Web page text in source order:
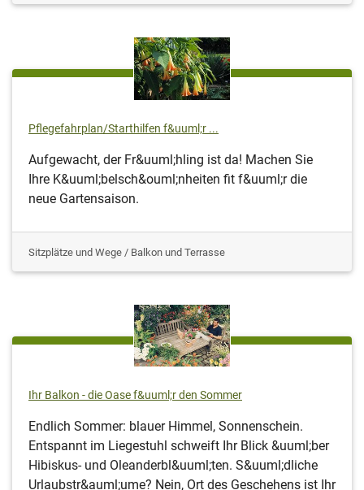
Pflegefahrplan/Starthilfen f&uuml;r ...
Aufgewacht, der Fr&uuml;hling ist da! Machen Sie
Ihre K&uuml;belsch&ouml;nheiten fit f&uuml;r die
neue Gartensaison.
Sitzplätze und Wege / Balkon und Terrasse
Ihr Balkon - die Oase f&uuml;r den Sommer
Endlich Sommer: blauer Himmel, Sonnenschein.
Entspannt im Liegestuhl schweift Ihr Blick &uuml;ber
Hibiskus- und Oleanderbl&uuml;ten. S&uuml;dliche
Urlaubstr&auml;ume? Nein, Ort des Geschehens ist Ihr